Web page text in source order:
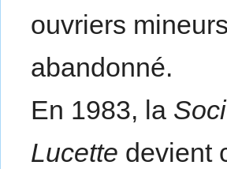
ouvriers
abandonné.
En 1983, la
Lucette devient